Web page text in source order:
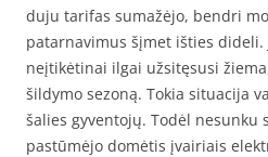
duju tarifas sumažėjo, bendri
patarnavimus šįmet išties dideli.
neįtikėtinai ilgai užsitęsusi
šildymo sezoną. Tokia situacija
šalies gyventojų. Todėl nesunku
pastūmėjo domėtis įvairiais